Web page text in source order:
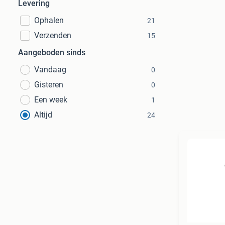
Levering
Ophalen
21
Verzenden 15
Aangeboden sinds
Vandaag
0
Gisteren 0
Een week 1
Altijd 24